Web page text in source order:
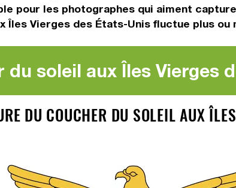
pour les photographes qui aiment
Îles Vierges des États-Unis fluctue plus ou
du soleil aux Îles Vierges
DU COUCHER DU SOLEIL AUX